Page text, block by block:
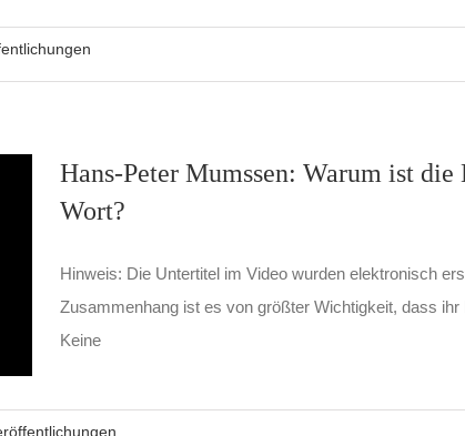
Hans-Peter Mumssen: Warum ist die
Wort?
Hinweis: Die Untertitel im Video wurden elektronisch
Zusammenhang ist es von größter Wichtigkeit, dass ihr
Keine